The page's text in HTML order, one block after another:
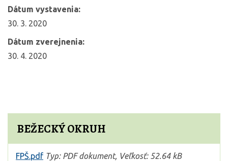
Dátum vystavenia:
30. 3. 2020
Dátum zverejnenia:
30. 4. 2020
BEŽECKÝ OKRUH
FPŠ.pdf Typ: PDF dokument, Veľkosť: 52.64 kB